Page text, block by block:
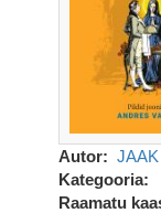
Autor
Kategooria
Raamatu